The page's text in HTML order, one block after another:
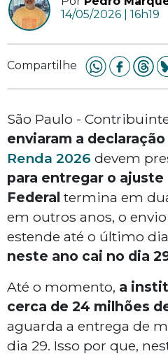
14/05/2026 | 16h19
Compartilhe
São Paulo -
enviaram a declaração
Renda 2026 devem
para entregar o
Federal termina em
em outros anos, o
estende até o último
neste ano cai no dia
Até o momento, a
cerca de 24 milhões
aguarda a entrega de
dia 29. Isso por que,